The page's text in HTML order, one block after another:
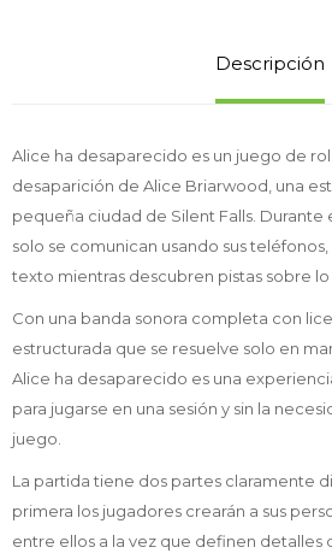
Descripción
Alice ha desaparecido es un juego de
desaparición de Alice Briarwood, una
pequeña ciudad de Silent Falls. Durante
solo se comunican usando sus
texto mientras descubren pistas sobre lo
Con una banda sonora completa con
estructurada que se resuelve solo en
Alice ha desaparecido es una
para jugarse en una sesión y sin la
juego.
La partida tiene dos partes claramente
primera los jugadores crearán a sus
entre ellos a la vez que definen detalles